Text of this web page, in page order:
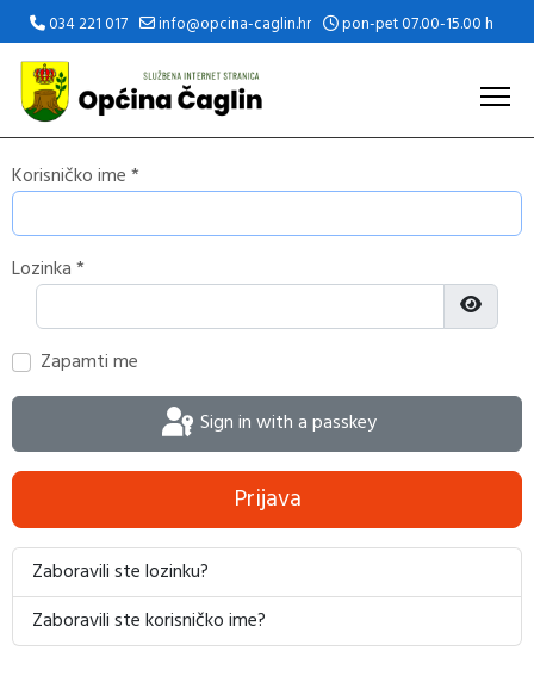
034 221 017 info@opcina-caglin.hr pon-pet 07.00-15.00 h
Korisničko ime*
Lozinka*
Prikaži
Zapamti me
Sign in with a passkey
Prijava
Zaboravili ste lozinku?
Zaboravili ste korisničko ime?